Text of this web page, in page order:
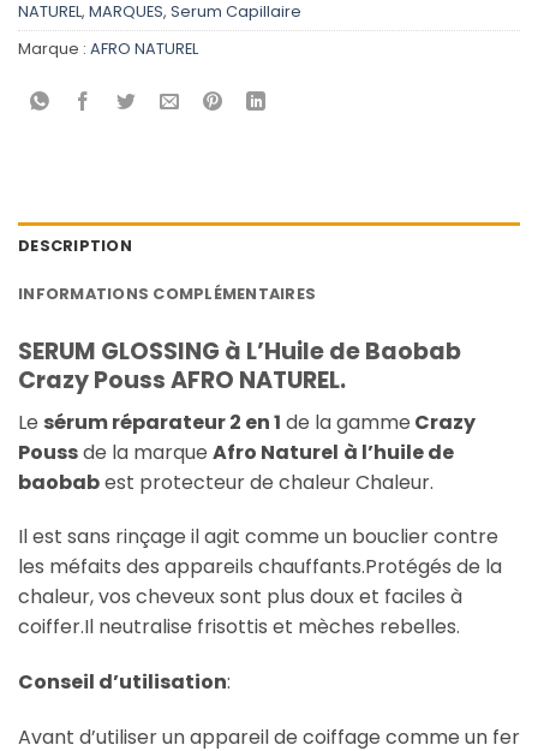
NATUREL, MARQUES, Serum Capillaire
Marque : AFRO NATUREL
DESCRIPTION
INFORMATIONS COMPLÉMENTAIRES
SERUM GLOSSING à L’Huile de Baobab
Crazy Pouss AFRO NATUREL.
Le sérum réparateur 2 en 1 de la gamme Crazy
Poussde la marque Afro Naturel à l’huile de
baobabest protecteur de chaleur Chaleur.
Il est sans rinçage il agit comme un bouclier contre
les méfaits des appareils chauffants.Protégés de la
chaleur, vos cheveux sont plus doux et faciles à
coiffer.Il neutralise frisottis et mèches rebelles.
Conseil d’utilisation:
Avant d’utiliser un appareil de coiffage comme un fer